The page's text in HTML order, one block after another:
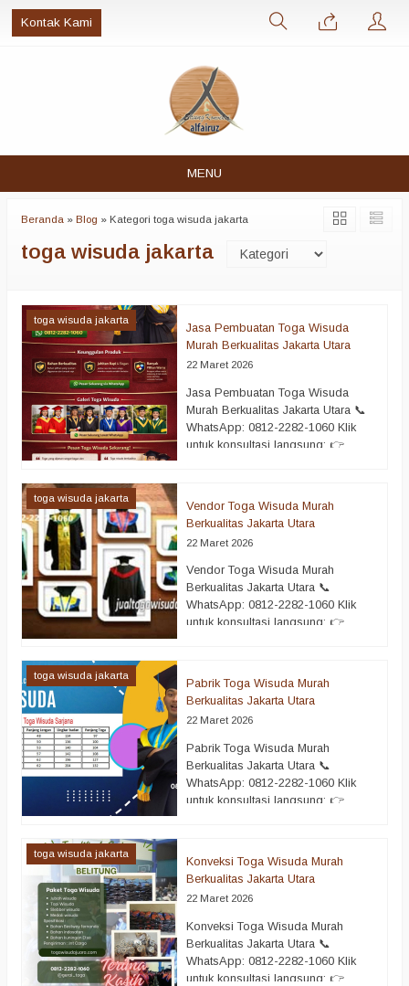
Kontak Kami
MENU
Beranda » Blog » Kategori toga wisuda jakarta
toga wisuda jakarta
toga wisuda jakarta
Jasa Pembuatan Toga Wisuda
Murah Berkualitas Jakarta Utara
22 Maret 2026
Jasa Pembuatan Toga Wisuda
Murah Berkualitas Jakarta Utara 📞
WhatsApp: 0812-2282-1060 Klik
untuk konsultasi langsung: 👉
pilihan cerdas bagi sekolah,
kampus, maupun lembaga
pendidikan yang ingin
menghadirkan momen kelulusan
yang berkelas. Wisuda bukan hanya
seremoni formal, melainkan juga
perayaan pencapaian yang penuh
toga wisuda jakarta
Vendor Toga Wisuda Murah
Berkualitas Jakarta Utara
22 Maret 2026
Vendor Toga Wisuda Murah
Berkualitas Jakarta Utara 📞
WhatsApp: 0812-2282-1060 Klik
untuk konsultasi langsung: 👉
solusi tepat bagi institusi
pendidikan yang ingin
menyelenggarakan acara kelulusan
dengan profesional. Wisuda
merupakan momen penting yang
penuh kebanggaan. Oleh karena itu,
setiap detail harus dipersiapkan
toga wisuda jakarta
Pabrik Toga Wisuda Murah
Berkualitas Jakarta Utara
22 Maret 2026
Pabrik Toga Wisuda Murah
Berkualitas Jakarta Utara 📞
WhatsApp: 0812-2282-1060 Klik
untuk konsultasi langsung: 👉
sebagai solusi terbaik bagi institusi
pendidikan yang ingin mengadakan
acara wisuda secara maksimal.
Momen kelulusan bukan sekadar
seremoni biasa, melainkan simbol
pencapaian yang penuh makna.
Oleh karena itu, pemilihan toga
toga wisuda jakarta
Konveksi Toga Wisuda Murah
Berkualitas Jakarta Utara
22 Maret 2026
Konveksi Toga Wisuda Murah
Berkualitas Jakarta Utara 📞
WhatsApp: 0812-2282-1060 Klik
untuk konsultasi langsung: 👉